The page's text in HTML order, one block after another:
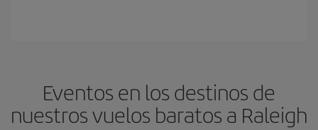
Eventos en los destinos de
nuestros vuelos baratos a Raleigh